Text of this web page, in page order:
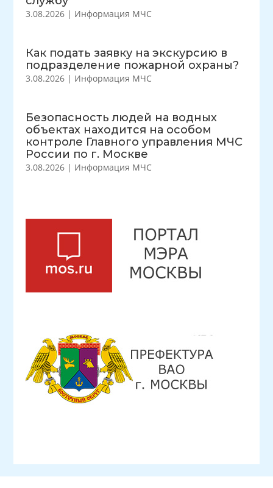
3.08.2026 | Информация МЧС
Как подать заявку на экскурсию в
подразделение пожарной охраны?
3.08.2026 | Информация МЧС
Безопасность людей на водных
объектах находится на особом
контроле Главного управления МЧС
России по г. Москве
3.08.2026 | Информация МЧС